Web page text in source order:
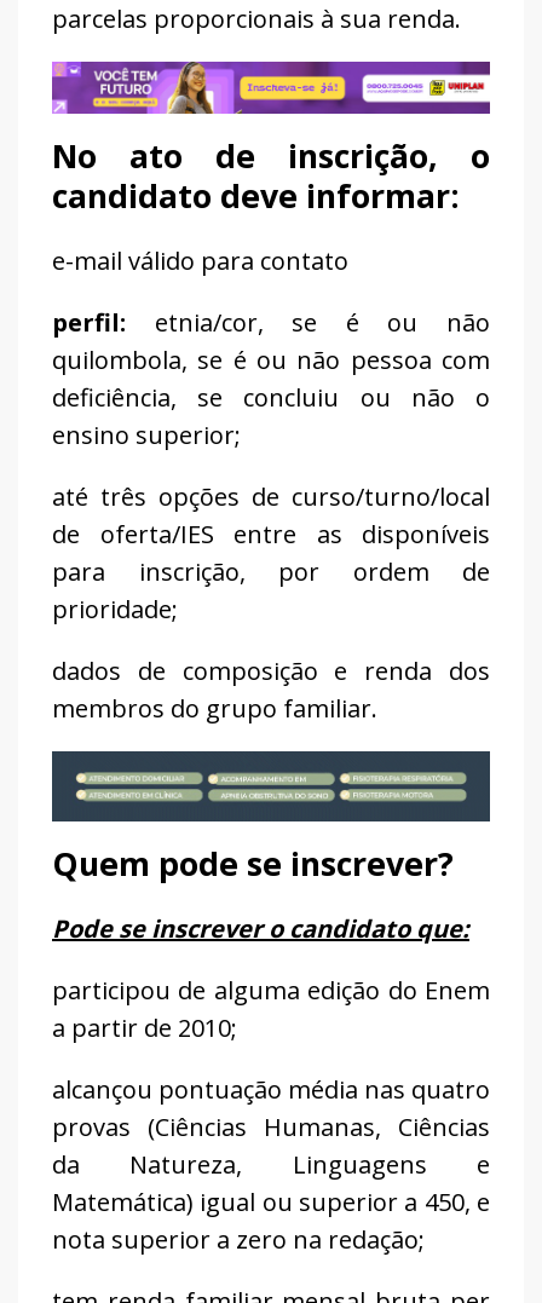
parcelas proporcionais à sua renda.
No ato de inscrição, o
candidato deve informar:
e-mail válido para contato
perfil: etnia/cor, se é ou não
quilombola, se é ou não pessoa com
deficiência, se concluiu ou não o
ensino superior;
até três opções de curso/turno/local
de oferta/IES entre as disponíveis
para inscrição, por ordem de
prioridade;
dados de composição e renda dos
membros do grupo familiar.
Quem pode se inscrever?
Pode se inscrever o candidato que:
participou de alguma edição do Enem
a partir de 2010;
alcançou pontuação média nas quatro
provas (Ciências Humanas, Ciências
da Natureza, Linguagens e
Matemática) igual ou superior a 450, e
nota superior a zero na redação;